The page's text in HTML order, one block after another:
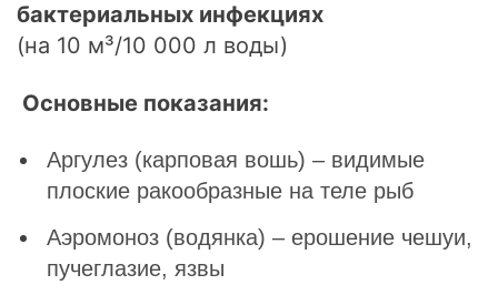
бактериальных инфекциях
(на 10 м³/10 000 л воды)
Основные показания:
Аргулез (карповая вошь) – видимые
плоские ракообразные на теле рыб
Аэромоноз (водянка) – ерошение чешуи,
пучеглазие, язвы